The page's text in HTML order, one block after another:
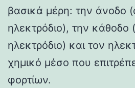
βασικά μέρη: την άνοδο
ηλεκτρόδιο), την κάθοδο
ηλεκτρόδιο) και τον
χημικό μέσο που
φορτίων.